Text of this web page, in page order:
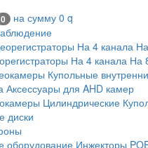
0 на сумму 0 q
На 4 канала
На 4 канала На
Купольные
Аксессуары для AHD камер
Цилиндрические
диски
оборудование Инжекторы